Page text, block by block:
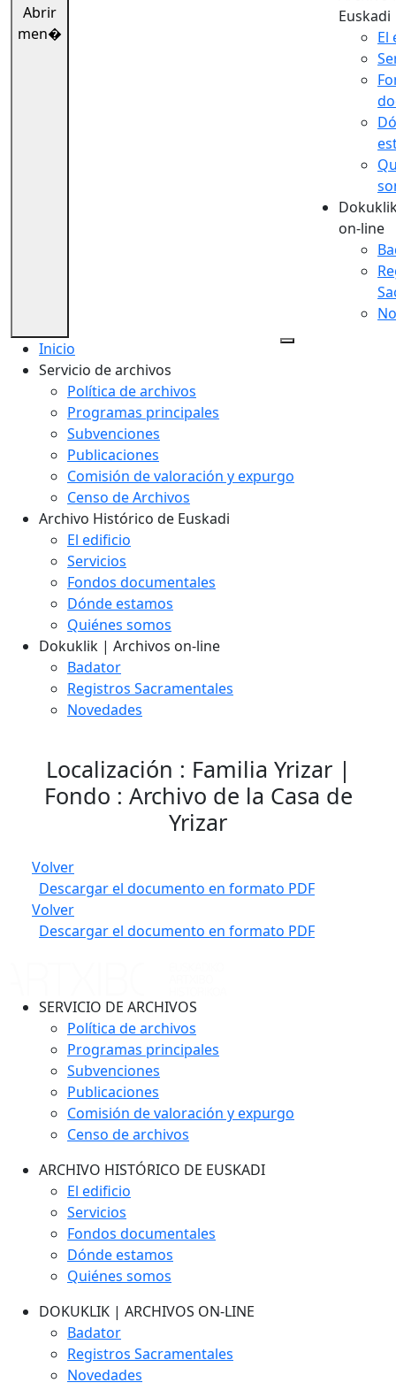
Abrir
men�
Euskadi
El
on-line
Inicio
Servicio de archivos
Política de archivos
Programas principales
Subvenciones
Publicaciones
Comisión de valoración y expurgo
Censo de Archivos
Archivo Histórico de Euskadi
El edificio
Servicios
Fondos documentales
Dónde estamos
Quiénes somos
Dokuklik | Archivos on-line
Badator
Registros Sacramentales
Novedades
Localización : Familia Yrizar |
Fondo : Archivo de la Casa de
Yrizar
Volver
Descargar el documento en formato PDF
Volver
Descargar el documento en formato PDF
SERVICIO DE ARCHIVOS
Política de archivos
Programas principales
Subvenciones
Publicaciones
Comisión de valoración y expurgo
Censo de archivos
ARCHIVO HISTÓRICO DE EUSKADI
El edificio
Servicios
Fondos documentales
Dónde estamos
Quiénes somos
DOKUKLIK | ARCHIVOS ON-LINE
Badator
Registros Sacramentales
Novedades